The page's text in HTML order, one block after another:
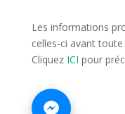
Les informations
celles-ci avant toute
Cliquez ICI pour